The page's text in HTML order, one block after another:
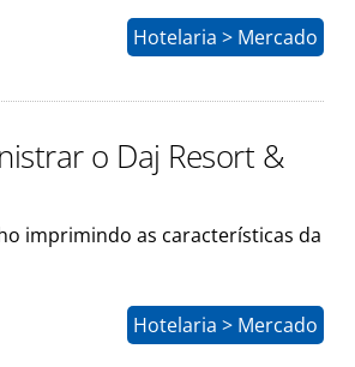
Hotelaria > Mercado
o Daj Resort &
imprimindo as características da
Hotelaria > Mercado